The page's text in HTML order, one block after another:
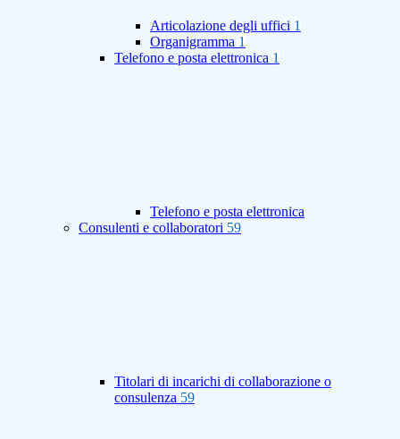
Articolazione degli uffici 1
Organigramma 1
Telefono e posta elettronica 1
Telefono e posta elettronica
Consulenti e collaboratori 59
Titolari di incarichi di collaborazione o
consulenza 59